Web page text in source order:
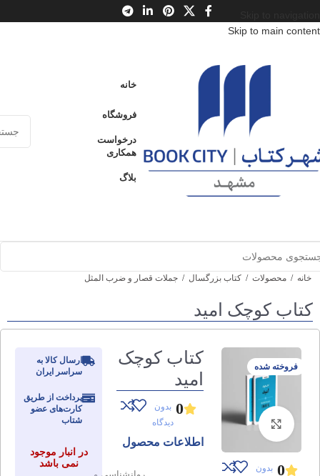
Skip to main content
خانه
فروشگاه
درخواست
همکاری
بلاگ
خانه / محصولات / کتاب بزرگسال / جملات قصار و ضرب المثل
کتاب کوچک امید
فروخته شده
برای بزرگنمایی کلیک کنید
0 بدون
کتاب کوچک
امید
0 بدون
دیدگاه
اطلاعات محصول
ارسال کالا به
سراسر ایران
پرداخت از طریق
کارت‌های عضو
شتاب
در انبار موجود
نمی باشد